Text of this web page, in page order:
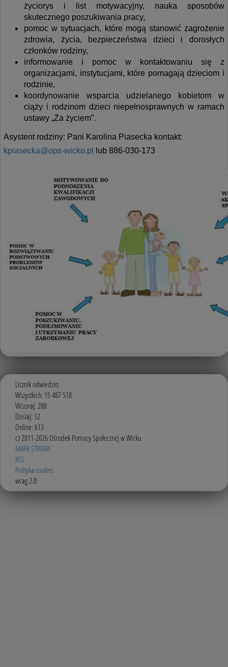
życiorys i list motywacyjny, nauka sposobów
skutecznego poszukiwania pracy,
pomoc w sytuacjach, które mogą stanowić zagrożenie
zdrowia, życia, bezpieczeństwa dzieci i dorosłych
członków rodziny,
informowanie i pomoc w kontaktowaniu się z
organizacjami, instytucjami, które pomagają dzieciom i
rodzinie,
koordynowanie wsparcia udzielanego kobietom w
ciąży i rodzinom dzieci niepełnosprawnych w ramach
ustawy „Za życiem”.
Asystent rodziny: Pani Karolina Piasecka kontakt:
kpiasecka@ops-wicko.pl
lub 886-030-173
Licznik odwiedzin:
Wszystkich: 15 487 518
Wczoraj: 288
Dzisiaj: 12
Online: 613
c) 2011-2026 Ośrodek Pomocy Społecznej w Wicku
MAPA STRONY
RSS
Polityka cookies
wcag 2.0